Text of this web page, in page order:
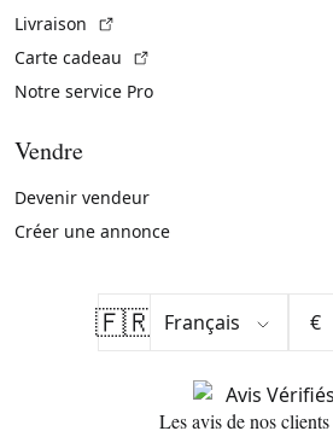
Livraison
Carte cadeau
Notre service Pro
Vendre
Devenir vendeur
Créer une annonce
🇫🇷 €
Les avis de nos